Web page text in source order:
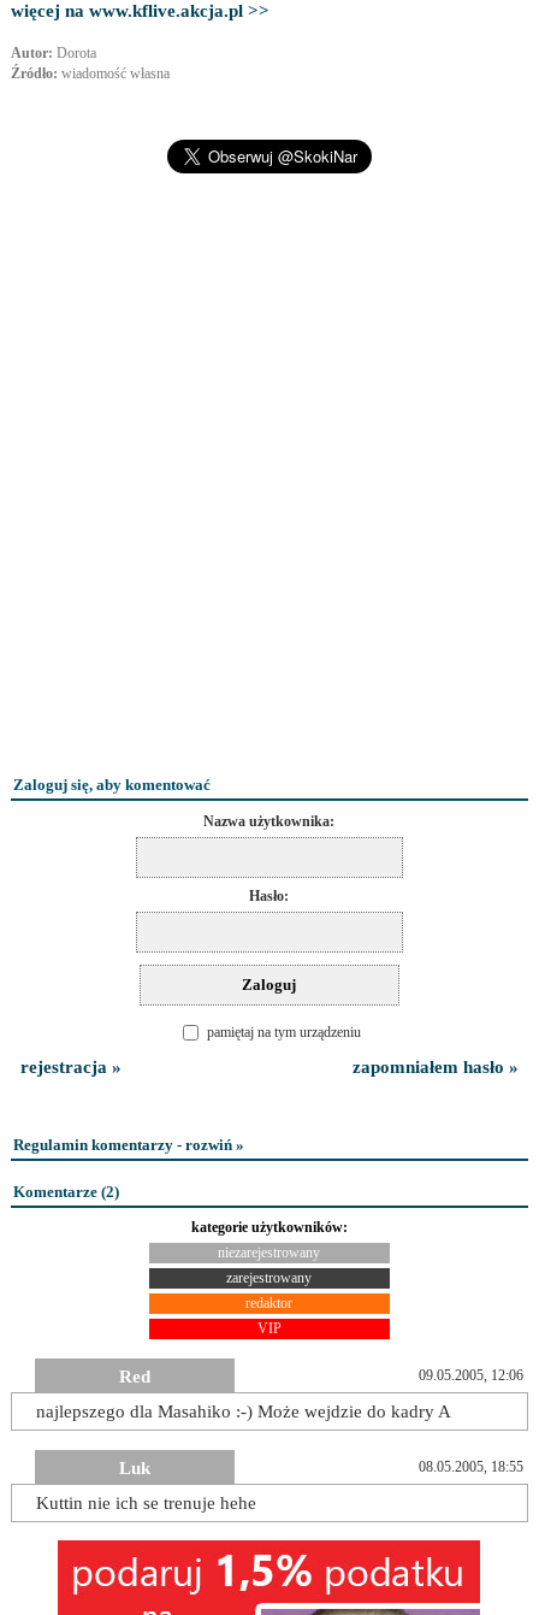
więcej na www.kflive.akcja.pl >>
Autor: Dorota
Źródło: wiadomość własna
Zaloguj się, aby komentować
Nazwa użytkownika:
Hasło:
pamiętaj na tym urządzeniu
rejestracja » zapomniałem hasło »
Regulamin komentarzy - rozwiń »
Komentarze (2)
kategorie użytkowników:
niezarejestrowany
zarejestrowany
redaktor
VIP
Red 09.05.2005, 12:06
najlepszego dla Masahiko :-) Może wejdzie do kadry A
Luk 08.05.2005, 18:55
Kuttin nie ich se trenuje hehe